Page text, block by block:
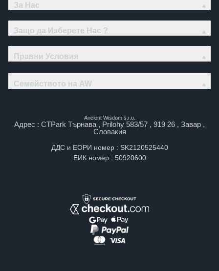
За Нас
Защо да Изберете Нас ?
Правни Условия
Семейството на AW
Ancient Wisdom s.r.o.
Адрес : CTPark Търнава , Prilohy 583/57 , 919 26 , Завар ,
Словакия
ДДС и ЕОРИ номер : SK2120525440
ЕИК номер : 50920600